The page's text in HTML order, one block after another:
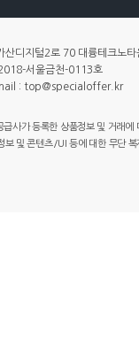
산디지털2로 70 대륭테크노
서울금천-0113호
: top@specialoffer.kr
사가 등록한 상품정보 및 거래
및 콘텐츠/UI 등에 대한 무단